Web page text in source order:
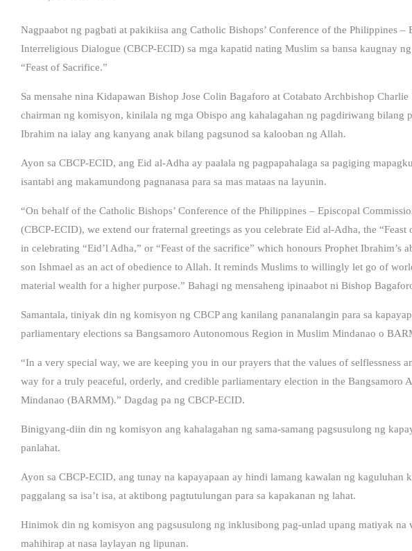
Nagpaabot ng pagbati at pakikiisa ang Catholic Bishops’ Conference of the Philippines –
Interreligious Dialogue (CBCP-ECID) sa mga kapatid nating Muslim sa bansa kaugnay
“Feast of Sacrifice.”
Sa mensahe nina Kidapawan Bishop Jose Colin Bagaforo at Cotabato Archbishop
chairman ng komisyon, kinilala ng mga Obispo ang kahalagahan ng pagdiriwang bilang
Ibrahim na ialay ang kanyang anak bilang pagsunod sa kalooban ng Allah.
Ayon sa CBCP-ECID, ang Eid al-Adha ay paalala ng pagpapahalaga sa pagiging
isantabi ang makamundong pagnanasa para sa mas mataas na layunin.
“On behalf of the Catholic Bishops’ Conference of the Philippines – Episcopal
(CBCP-ECID), we extend our fraternal greetings as you celebrate Eid al-Adha, the
in celebrating “Eid’l Adha,” or “Feast of the sacrifice” which honours Prophet Ibrahim’s
son Ishmael as an act of obedience to Allah. It reminds Muslims to willingly let go of
material wealth for a higher purpose.” Bahagi ng mensaheng ipinaabot ni Bishop
Samantala, tiniyak din ng komisyon ng CBCP ang kanilang pananalangin para sa
parliamentary elections sa Bangsamoro Autonomous Region in Muslim Mindanao o
“In a very special way, we are keeping you in our prayers that the values of selflessness
way for a truly peaceful, orderly, and credible parliamentary election in the Bangsamoro
Mindanao (BARMM).” Dagdag pa ng CBCP-ECID.
Binigyang-diin din ng komisyon ang kahalagahan ng sama-samang pagsusulong ng
panlahat.
Ayon sa CBCP-ECID, ang tunay na kapayapaan ay hindi lamang kawalan ng kaguluhan
paggalang sa isa’t isa, at aktibong pagtutulungan para sa kapakanan ng lahat.
Hinimok din ng komisyon ang pagsusulong ng inklusibong pag-unlad upang matiyak na
mahihirap at nasa laylayan ng lipunan.